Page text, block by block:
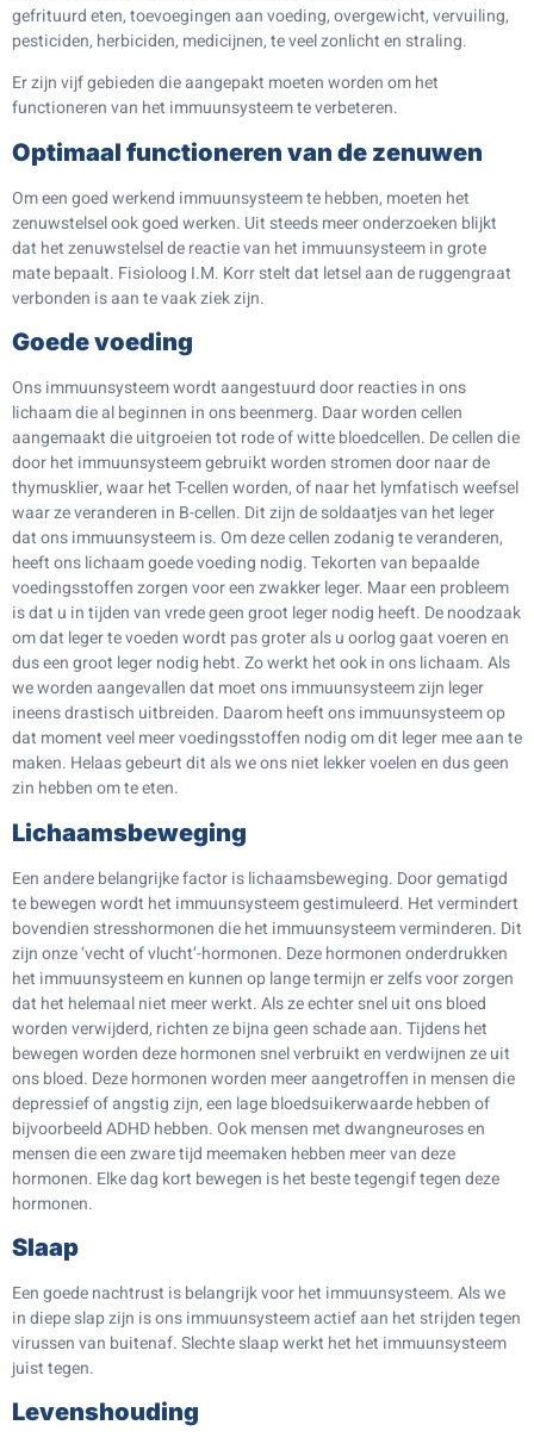
gefrituurd eten, toevoegingen aan voeding, overgewicht, vervuiling,
pesticiden, herbiciden, medicijnen, te veel zonlicht en straling.
Er zijn vijf gebieden die aangepakt moeten worden om het
functioneren van het immuunsysteem te verbeteren.
Optimaal functioneren van de zenuwen
Om een goed werkend immuunsysteem te hebben, moeten het
zenuwstelsel ook goed werken. Uit steeds meer onderzoeken blijkt
dat het zenuwstelsel de reactie van het immuunsysteem in grote
mate bepaalt. Fisioloog I.M. Korr stelt dat letsel aan de ruggengraat
verbonden is aan te vaak ziek zijn.
Goede voeding
Ons immuunsysteem wordt aangestuurd door reacties in ons
lichaam die al beginnen in ons beenmerg. Daar worden cellen
aangemaakt die uitgroeien tot rode of witte bloedcellen. De cellen die
door het immuunsysteem gebruikt worden stromen door naar de
thymusklier, waar het T-cellen worden, of naar het lymfatisch weefsel
waar ze veranderen in B-cellen. Dit zijn de soldaatjes van het leger
dat ons immuunsysteem is. Om deze cellen zodanig te veranderen,
heeft ons lichaam goede voeding nodig. Tekorten van bepaalde
voedingsstoffen zorgen voor een zwakker leger. Maar een probleem
is dat u in tijden van vrede geen groot leger nodig heeft. De noodzaak
om dat leger te voeden wordt pas groter als u oorlog gaat voeren en
dus een groot leger nodig hebt. Zo werkt het ook in ons lichaam. Als
we worden aangevallen dat moet ons immuunsysteem zijn leger
ineens drastisch uitbreiden. Daarom heeft ons immuunsysteem op
dat moment veel meer voedingsstoffen nodig om dit leger mee aan te
maken. Helaas gebeurt dit als we ons niet lekker voelen en dus geen
zin hebben om te eten.
Lichaamsbeweging
Een andere belangrijke factor is lichaamsbeweging. Door gematigd
te bewegen wordt het immuunsysteem gestimuleerd. Het vermindert
bovendien stresshormonen die het immuunsysteem verminderen. Dit
zijn onze ‘vecht of vlucht’-hormonen. Deze hormonen onderdrukken
het immuunsysteem en kunnen op lange termijn er zelfs voor zorgen
dat het helemaal niet meer werkt. Als ze echter snel uit ons bloed
worden verwijderd, richten ze bijna geen schade aan. Tijdens het
bewegen worden deze hormonen snel verbruikt en verdwijnen ze uit
ons bloed. Deze hormonen worden meer aangetroffen in mensen die
depressief of angstig zijn, een lage bloedsuikerwaarde hebben of
bijvoorbeeld ADHD hebben. Ook mensen met dwangneuroses en
mensen die een zware tijd meemaken hebben meer van deze
hormonen. Elke dag kort bewegen is het beste tegengif tegen deze
hormonen.
Slaap
Een goede nachtrust is belangrijk voor het immuunsysteem. Als we
in diepe slap zijn is ons immuunsysteem actief aan het strijden tegen
virussen van buitenaf. Slechte slaap werkt het het immuunsysteem
juist tegen.
Levenshouding